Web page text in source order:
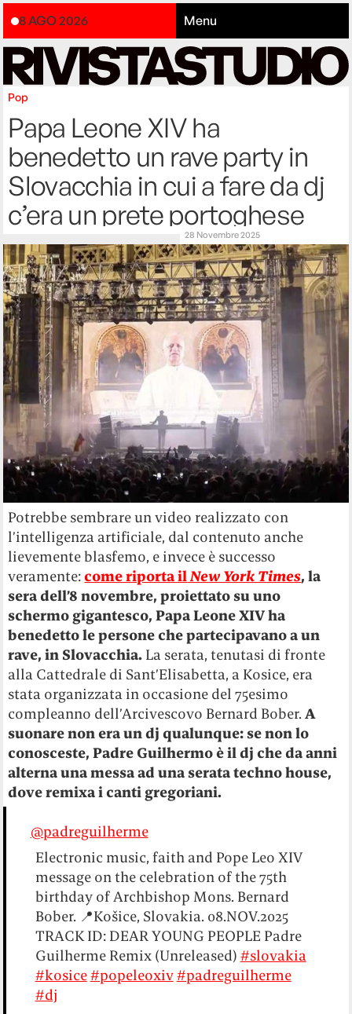
8 AGO 2026 Menu
Pop
Papa Leone XIV ha
benedetto un rave party in
Slovacchia in cui a fare da dj
c’era un prete portoghese
28 Novembre 2025
Potrebbe sembrare un video realizzato con
l’intelligenza artificiale, dal contenuto anche
lievemente blasfemo, e invece è successo
veramente:come riporta ilNew York Times, la
sera dell’8 novembre, proiettato su uno
schermo gigantesco, Papa Leone XIV ha
benedetto le persone che partecipavano a un
rave, in Slovacchia. La serata, tenutasi di fronte
alla Cattedrale di Sant’Elisabetta, a Kosice, era
stata organizzata in occasione del 75esimo
compleanno dell’Arcivescovo Bernard Bober.A
suonare non era un dj qualunque: se non lo
conosceste, Padre Guilhermo è il dj che da anni
alterna una messa ad una serata techno house,
dove remixa i canti gregoriani.
@padreguilherme
Electronic music, faith and Pope Leo XIV
message on the celebration of the 75th
birthday of Archbishop Mons. Bernard
Bober. 📍Košice, Slovakia. 08.NOV.2025
TRACK ID: DEAR YOUNG PEOPLE Padre
Guilherme Remix (Unreleased) #slovakia
#kosice#popeleoxiv#padreguilherme
#dj